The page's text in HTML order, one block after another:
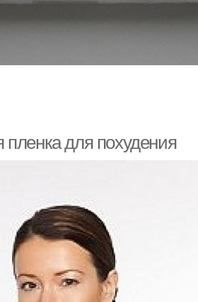
пленка для похудения